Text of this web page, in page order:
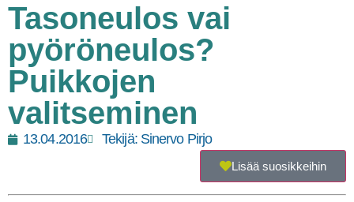
Tasoneulos vai
pyöröneulos?
Puikkojen
valitseminen
13.04.2016 Tekijä:Sinervo Pirjo
Lisää suosikkeihin